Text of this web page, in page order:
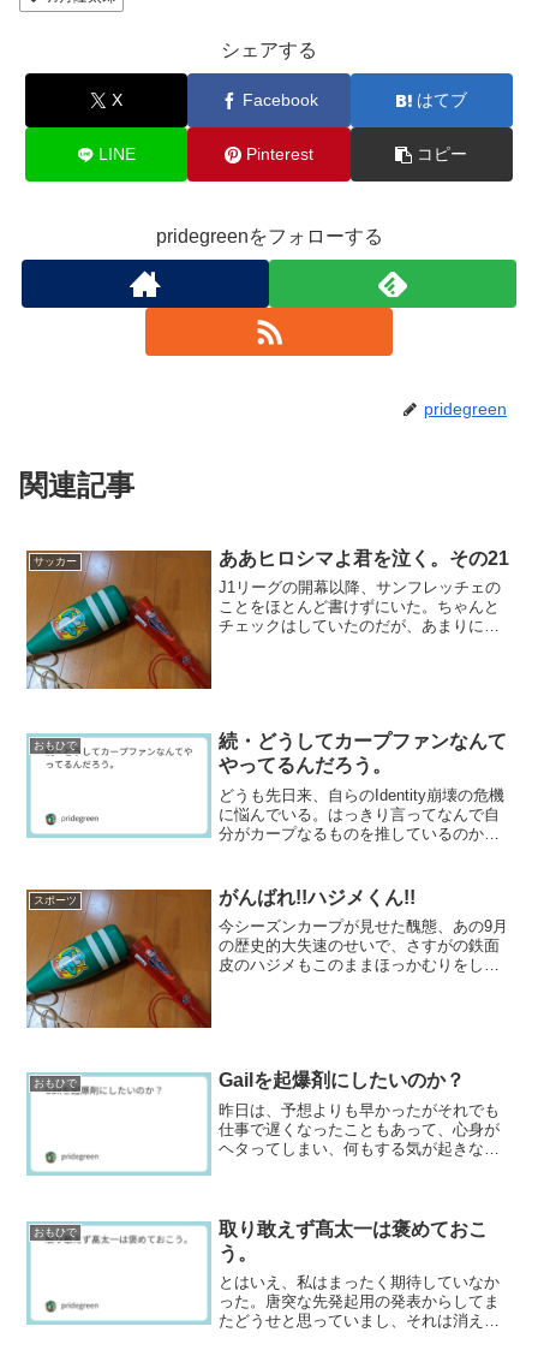
o
シェアする
X Facebook はてブ
LINE Pinterest コピー
pridegreenをフォローする
pridegreen
関連記事
サッカー ああヒロシマよ君を泣く。その21
J1リーグの開幕以降、サンフレッチェの
ことをほとんど書けずにいた。ちゃんと
チェックはしていたのだが、あまりにも
おもひで
続・どうしてカープファンなんて
やってるんだろう。
どうも先日来、自らのIdentity崩壊の危機
に悩んでいる。はっきり言ってなんで自
分がカープなるものを推しているのかに
する自己否定に他ならないし、自分の血
となり肉となっ...
スポーツ がんばれ!!ハジメくん!!
今シーズンカープが見せた醜態、あの9月
の歴史的大失速のせいで、さすがの鉄面
皮のハジメもこのままほっかむりをして
おもひで Gailを起爆剤にしたいのか？
昨日は、予想よりも早かったがそれでも
仕事で遅くなったこともあって、心身が
ヘタってしまい、何もする気が起きなか
なのかもしれない。「病は...
おもひで
取り敢えず髙太一は褒めておこ
う。
とはいえ、私はまったく期待していなか
った。唐突な先発起用の発表からしてま
たどうせと思っていまし、それは消えな